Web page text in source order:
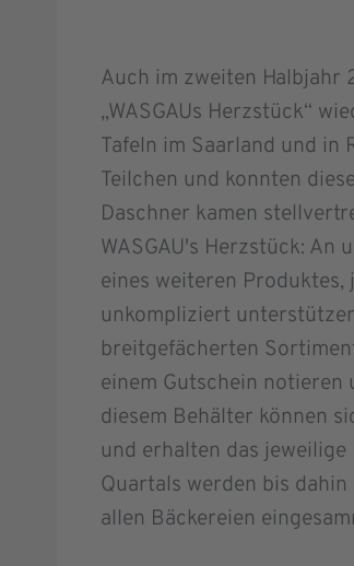
Auch im zweiten Halbjahr
„WASGAUs Herzstück“
Tafeln im Saarland und in
Teilchen und konnten
Daschner kamen
WASGAU's Herzstück: An
eines weiteren
unkompliziert
breitgefächerten
einem Gutschein notieren
diesem Behälter können
und erhalten das
Quartals werden bis dahin
allen Bäckereien